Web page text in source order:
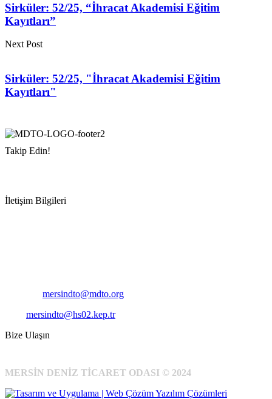
Sirküler: 52/25, “İhracat Akademisi Eğitim
Kayıtları”
Next Post
Sirküler: 52/25, "İhracat Akademisi Eğitim
Kayıtları"
Takip Edin!
İletişim Bilgileri
mersindto@mdto.org
mersindto@hs02.kep.tr
Bize Ulaşın
MERSİN DENİZ TİCARET ODASI © 2024